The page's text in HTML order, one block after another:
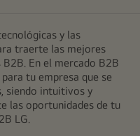
y las
traerte las mejores
En el mercado B2B
tu empresa que se
siendo intuitivos y
las oportunidades de tu
LG.